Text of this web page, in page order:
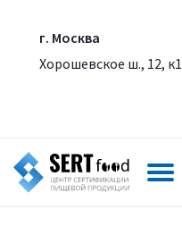
г. Москва
Хорошевское ш., 12, к1